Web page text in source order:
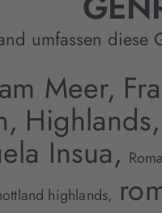
umfassen diese
Meer,
Highlands,
Insua,
highlands,